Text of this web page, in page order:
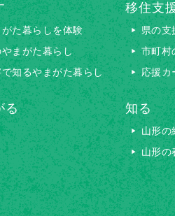
た暮らしを体験
まがた暮らし
で知るやまがた暮らし
る
移住支
県の支
市町村
応援カ
知る
山形の
山形の